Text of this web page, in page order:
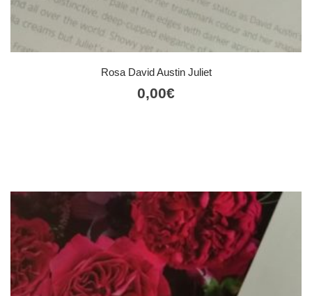
Rosa David Austin Juliet
0,00€